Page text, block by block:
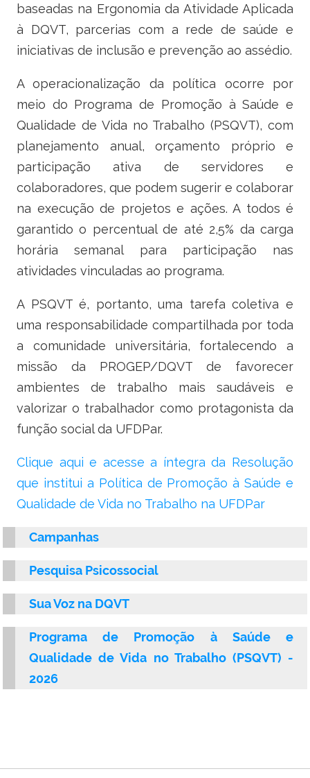
Secretaria-Geral da Presidência da República
Gabinete de Segurança Institucional
Advocacia-Geral da União
baseadas na Ergonomia da Atividade Aplicada
à DQVT, parcerias com a rede de saúde e
iniciativas de inclusão e prevenção ao assédio.
A operacionalização da política ocorre por
meio do Programa de Promoção à Saúde e
Qualidade de Vida no Trabalho (PSQVT), com
planejamento anual, orçamento próprio e
participação ativa de servidores e
colaboradores, que podem sugerir e colaborar
na execução de projetos e ações. A todos é
garantido o percentual de até 2,5% da carga
horária semanal para participação nas
atividades vinculadas ao programa.
A PSQVT é, portanto, uma tarefa coletiva e
uma responsabilidade compartilhada por toda
a comunidade universitária, fortalecendo a
missão da PROGEP/DQVT de favorecer
ambientes de trabalho mais saudáveis e
valorizar o trabalhador como protagonista da
função social da UFDPar.
Clique aqui e acesse a íntegra da Resolução
que institui a Política de Promoção à Saúde e
Qualidade de Vida no Trabalho na UFDPar
Campanhas
Pesquisa Psicossocial
Sua Voz na DQVT
Programa de Promoção à Saúde e
Qualidade de Vida no Trabalho (PSQVT) -
2026